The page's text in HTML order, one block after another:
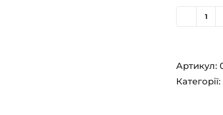
К
Ц
Артикул:
Категорії: